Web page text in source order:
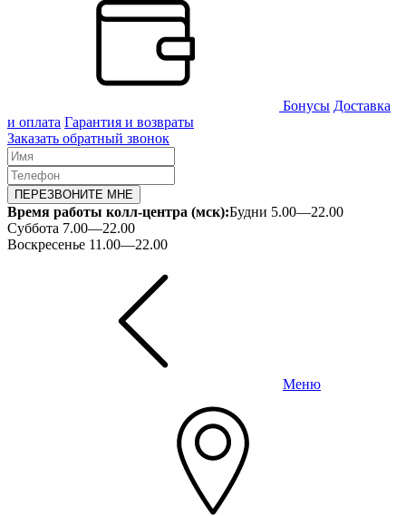
Бонусы Доставка
и оплата Гарантия и возвраты
Заказать обратный звонок
ПЕРЕЗВОНИТЕ МНЕ
Время работы колл-центра (мск):Будни 5.00—22.00
Суббота 7.00—22.00
Воскресенье 11.00—22.00
Меню